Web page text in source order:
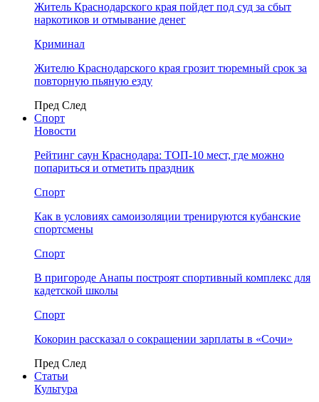
Житель Краснодарского края пойдет под суд за сбыт
наркотиков и отмывание денег
Криминал
Жителю Краснодарского края грозит тюремный срок за
повторную пьяную езду
Пред След
Спорт
Новости
Рейтинг саун Краснодара: ТОП-10 мест, где можно
попариться и отметить праздник
Спорт
Как в условиях самоизоляции тренируются кубанские
спортсмены
Спорт
В пригороде Анапы построят спортивный комплекс для
кадетской школы
Спорт
Кокорин рассказал о сокращении зарплаты в «Сочи»
Пред След
Статьи
Культура